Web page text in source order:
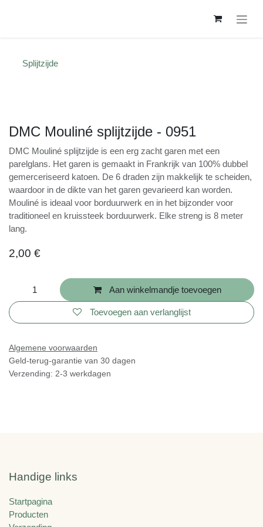
Splijtzijde
DMC Mouliné splijtzijde - 0951
DMC Mouliné splijtzijde is een erg zacht garen met een
parelglans. Het garen is gemaakt in Frankrijk van 100%
dubbel gemerceriseerd katoen. De 6 draden zijn
makkelijk te scheiden, waardoor in de dikte van het
garen gevarieerd kan worden. Mouliné is ideaal voor
borduurwerk en in het bijzonder voor traditioneel en
kruissteek borduurwerk. Elke streng is 8 meter lang.
2,00 €
Aan winkelmandje toevoegen
Toevoegen aan verlanglijst
Algemene voorwaarden
Geld-terug-garantie van 30 dagen
Verzending: 2-3 werkdagen
Handige links
Startpagina
Producten